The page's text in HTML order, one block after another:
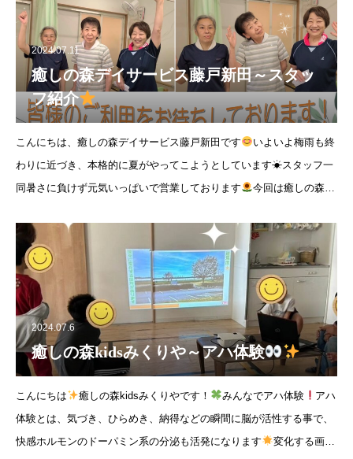
2024.07.11
癒しの森デイサービス藤戸新田～スタッ
フ紹介
こんにちは、癒しの森デイサービス藤戸新田です
いよいよ梅雨も終
わりに近づき、本格的に夏がやってこようとしています☀スタッフ一
同暑さに負けず元気いっぱいで営業しております
今回は癒しの森デ
2024.07.6
癒しの森kidsみくりや～アハ体験
こんにちは 癒しの森kidsみくりやです！ みんなでアハ体験
アハ
体験とは、気づき、ひらめき、納得などの瞬間に脳が活性する事で、
快感ホルモンのドーパミン系の分泌も活発になります
変化する画像